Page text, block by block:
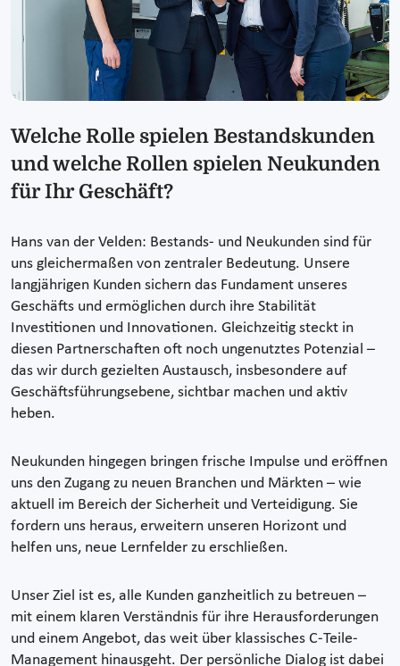
Welche Rolle spielen Bestandskunden
und welche Rollen spielen Neukunden
für Ihr Geschäft?
Hans van der Velden: Bestands- und Neukunden sind für
uns gleichermaßen von zentraler Bedeutung. Unsere
langjährigen Kunden sichern das Fundament unseres
Geschäfts und ermöglichen durch ihre Stabilität
Investitionen und Innovationen. Gleichzeitig steckt in
diesen Partnerschaften oft noch ungenutztes Potenzial –
das wir durch gezielten Austausch, insbesondere auf
Geschäftsführungsebene, sichtbar machen und aktiv
heben.
Neukunden hingegen bringen frische Impulse und eröffnen
uns den Zugang zu neuen Branchen und Märkten – wie
aktuell im Bereich der Sicherheit und Verteidigung. Sie
fordern uns heraus, erweitern unseren Horizont und
helfen uns, neue Lernfelder zu erschließen.
Unser Ziel ist es, alle Kunden ganzheitlich zu betreuen –
mit einem klaren Verständnis für ihre Herausforderungen
und einem Angebot, das weit über klassisches C-Teile-
Management hinausgeht. Der persönliche Dialog ist dabei